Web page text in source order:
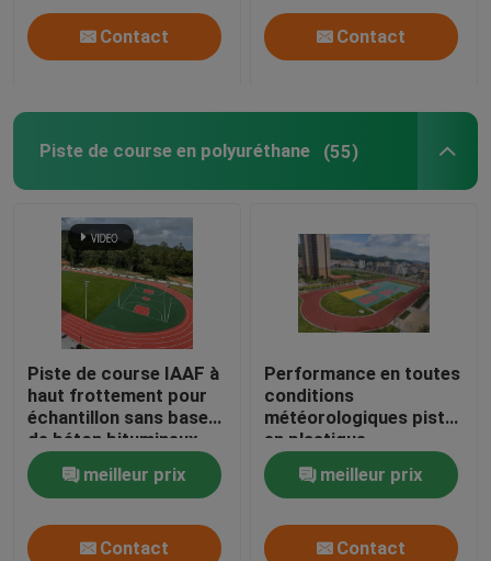
Contact Contact
Piste de course en polyuréthane (55)
Piste de course IAAF à
haut frottement pour
échantillon sans base
de béton bitumineux
meilleur prix
Contact
Performance en toutes
conditions
météorologiques piste
en plastique
polyuréthane à haute
frictionmeilleur prix
Contact